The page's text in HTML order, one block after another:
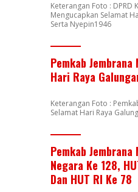
Keterangan Foto : DPRD
Mengucapkan Selamat
Serta Nyepin1946
Pemkab
Hari Raya
Keterangan Foto :
Selamat Hari Raya
Pemkab
Negara Ke 128,
Dan HUT RI Ke 78